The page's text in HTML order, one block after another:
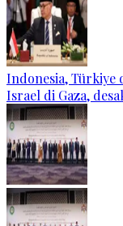
Indonesia, Türkiye
Israel di Gaza,